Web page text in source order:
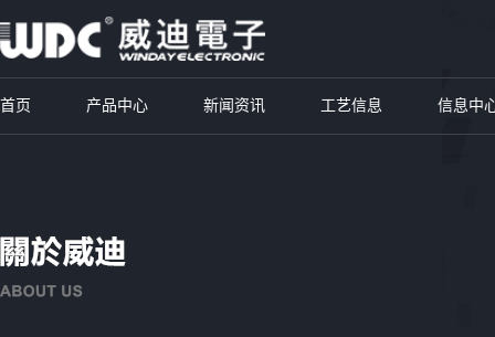
首页 产品中心 新闻资讯 工艺信息 信息中